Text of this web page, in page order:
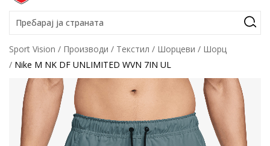
Пребарај ја страната
Sport Vision Производи Текстил Шорцеви
Шорц
Nike M NK DF UNLIMITED WVN 7IN UL